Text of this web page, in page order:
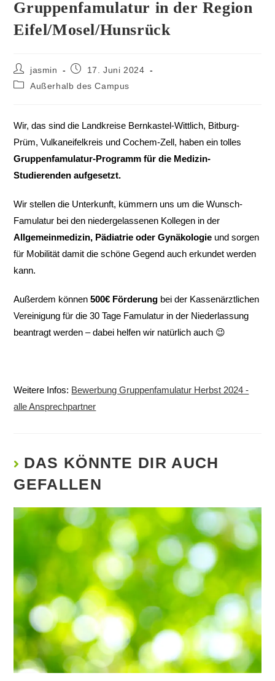
Gruppenfamulatur in der Region
Eifel/Mosel/Hunsrück
jasmin
17. Juni 2024
Außerhalb des Campus
Wir, das sind die Landkreise Bernkastel-Wittlich, Bitburg-
Prüm, Vulkaneifelkreis und Cochem-Zell, haben ein tolles
Gruppenfamulatur-Programm für die Medizin-
Studierenden aufgesetzt.
Wir stellen die Unterkunft, kümmern uns um die Wunsch-
Famulatur bei den niedergelassenen Kollegen in der
Allgemeinmedizin, Pädiatrie oder Gynäkologie und sorgen
für Mobilität damit die schöne Gegend auch erkundet werden
kann.
Außerdem können500€ Förderung bei der Kassenärztlichen
Vereinigung für die 30 Tage Famulatur in der Niederlassung
beantragt werden – dabei helfen wir natürlich auch 😉
Weitere Infos: Bewerbung Gruppenfamulatur Herbst 2024 -
alle Ansprechpartner
DAS KÖNNTE DIR AUCH
GEFALLEN